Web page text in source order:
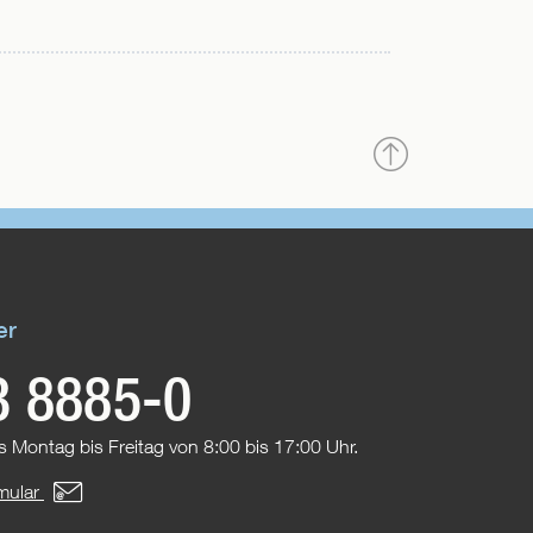
Nach
oben
8885-0
Montag bis Freitag von 8:00 bis 17:00 Uhr.